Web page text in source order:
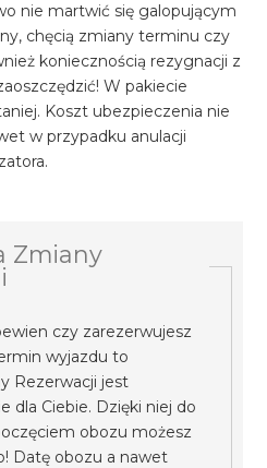
nie martwić się galopującym
chęcią zmiany terminu czy
koniecznością rezygnacji z
W pakiecie
Koszt ubezpieczenia nie
w przypadku anulacji
Zmiany
czy zarezerwujesz
wyjazdu to
Rezerwacji jest
dla Ciebie. Dzięki niej do
obozu możesz
Datę obozu a nawet